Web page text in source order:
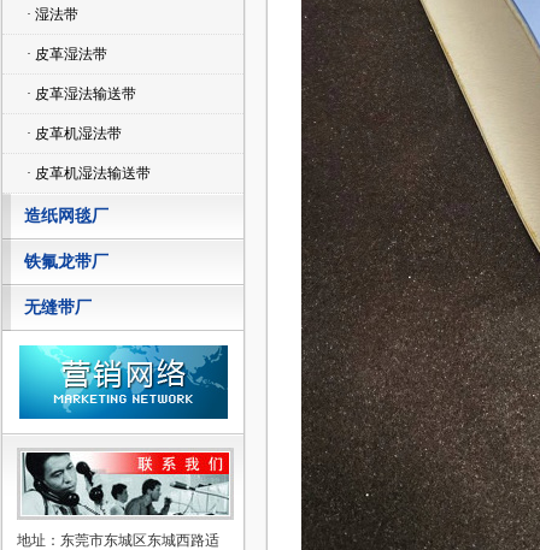
· 湿法带
· 皮革湿法带
· 皮革湿法输送带
· 皮革机湿法带
· 皮革机湿法输送带
造纸网毯厂
铁氟龙带厂
无缝带厂
地址：东莞市东城区东城西路适